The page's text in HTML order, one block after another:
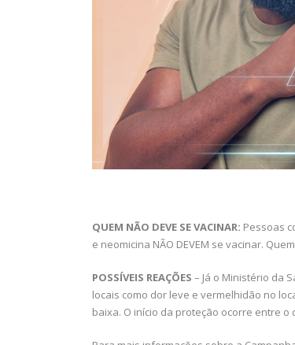
QUEM NÃO DEVE SE VACINAR: Pessoas
e neomicina NÃO DEVEM se vacinar.
POSSÍVEIS REAÇÕES – Já o Ministério da
locais como dor leve e vermelhidão no
baixa. O início da proteção ocorre entre o